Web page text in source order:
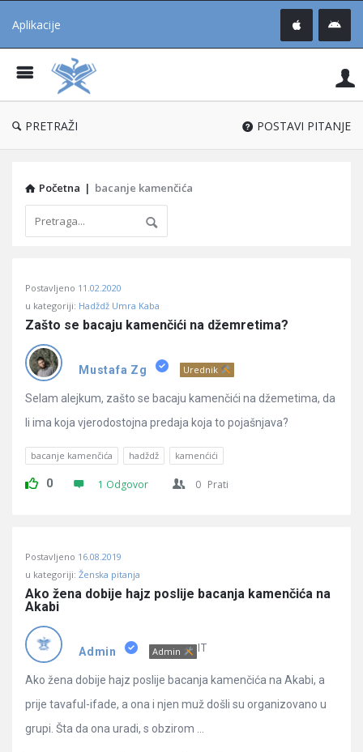
Aplikacije
®
PRETRAŽI POSTAVI PITANJE
Početna | bacanje kamenčića
Učene
Latest
Pitanja
Postavljeno 11.02.2020
u kategoriji: Hadždž Umra Kaba
Zašto se bacaju kamenčići na džemretima?
Mustafa Zg Urednik
Selam alejkum, zašto se bacaju kamenčići na džemetima, da
li ima koja vjerodostojna predaja koja to pojašnjava?
bacanje kamenčića hadždž kamenćići
0 1 Odgovor 0 Prati
Postavljeno 16.08.2019
u kategoriji: Ženska pitanja
Ako žena dobije hajz poslije bacanja kamenčića na
Akabi
Admin Admin IT
Ako žena dobije hajz poslije bacanja kamenčića na Akabi, a
prije tavaful-ifade, a ona i njen muž došli su organizovano u
grupi. Šta da ona uradi, s obzirom ...